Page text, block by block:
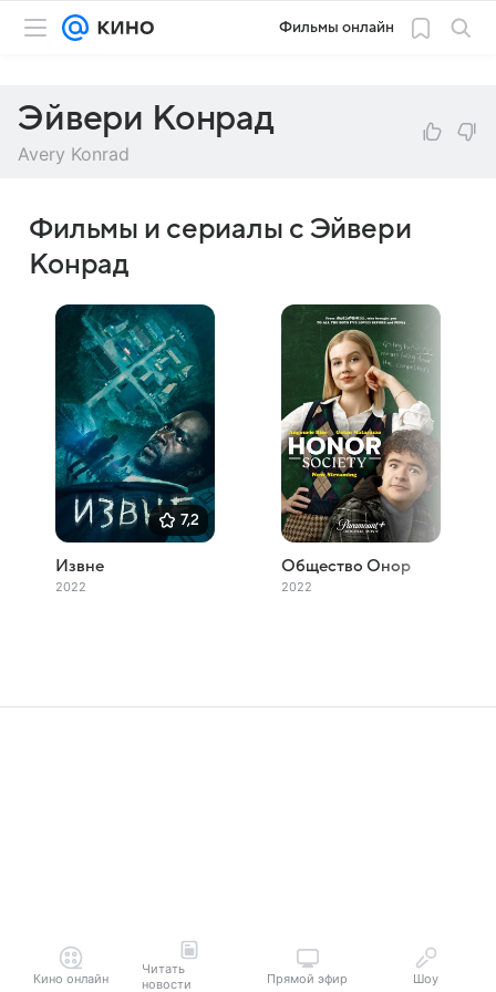
Фильмы онлайн
Эйвери Конрад
Avery Konrad
Фильмы и сериалы с Эйвери
Конрад
7,2
Извне
2022
Общество Онор
2022
Кино онлайн
Читать
новости
Прямой эфир Шоу